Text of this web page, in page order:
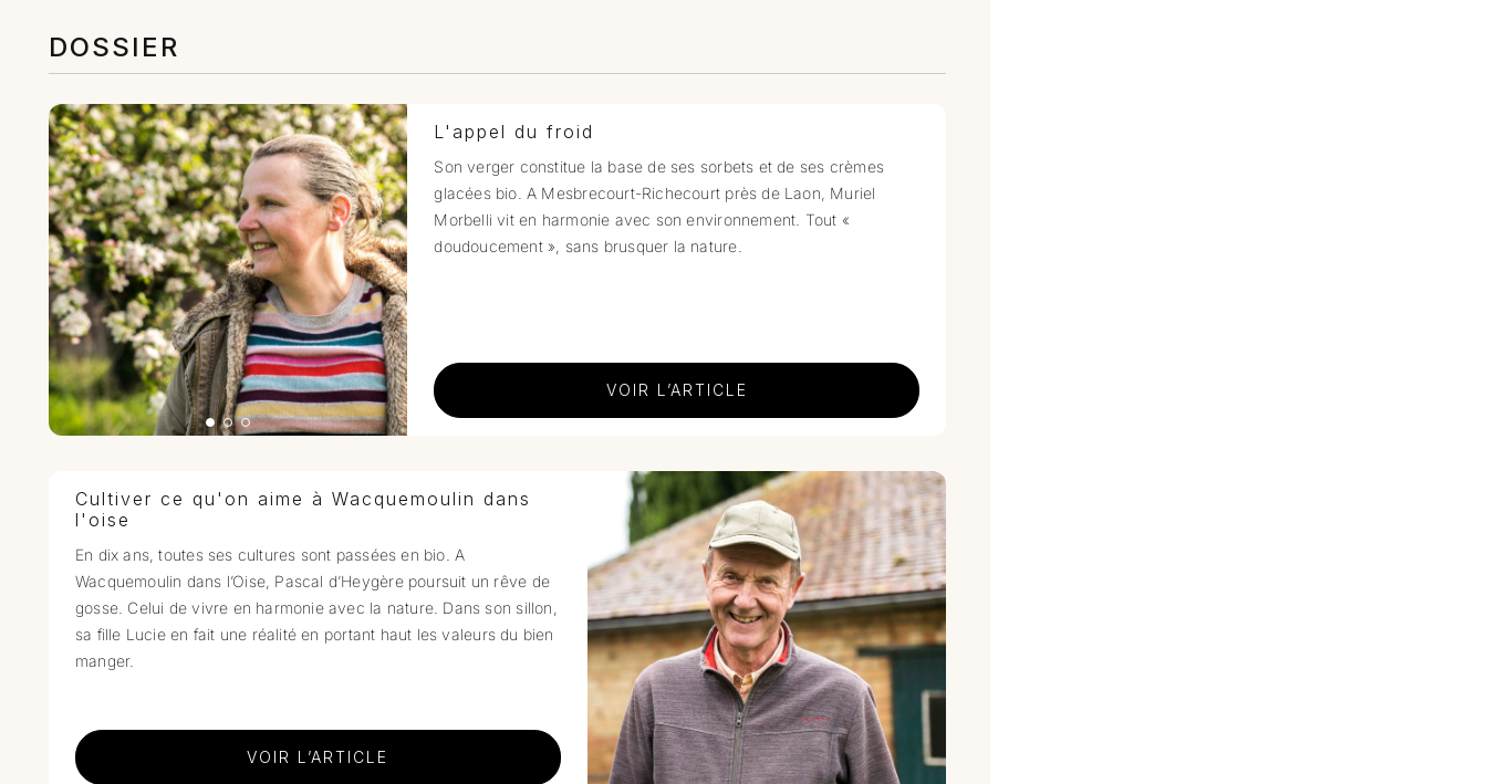
DOSSIER
L'appel du froid
Son verger constitue la base de ses sorbets et de ses crèmes
glacées bio. A Mesbrecourt-Richecourt près de Laon, Muriel
Morbelli vit en harmonie avec son environnement. Tout «
doudoucement », sans brusquer la nature.
VOIR L’ARTICLE
Cultiver ce qu'on aime à Wacquemoulin dans
l'oise
En dix ans, toutes ses cultures sont passées en bio. A
Wacquemoulin dans l’Oise, Pascal d’Heygère poursuit un rêve de
gosse. Celui de vivre en harmonie avec la nature. Dans son sillon,
sa fille Lucie en fait une réalité en portant haut les valeurs du bien
manger.
VOIR L’ARTICLE